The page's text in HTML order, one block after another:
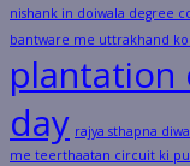
nishank in doiwala degree
bantware me uttrakhand
plantation
day rajya sthapna
me teerthaatan circuit ki